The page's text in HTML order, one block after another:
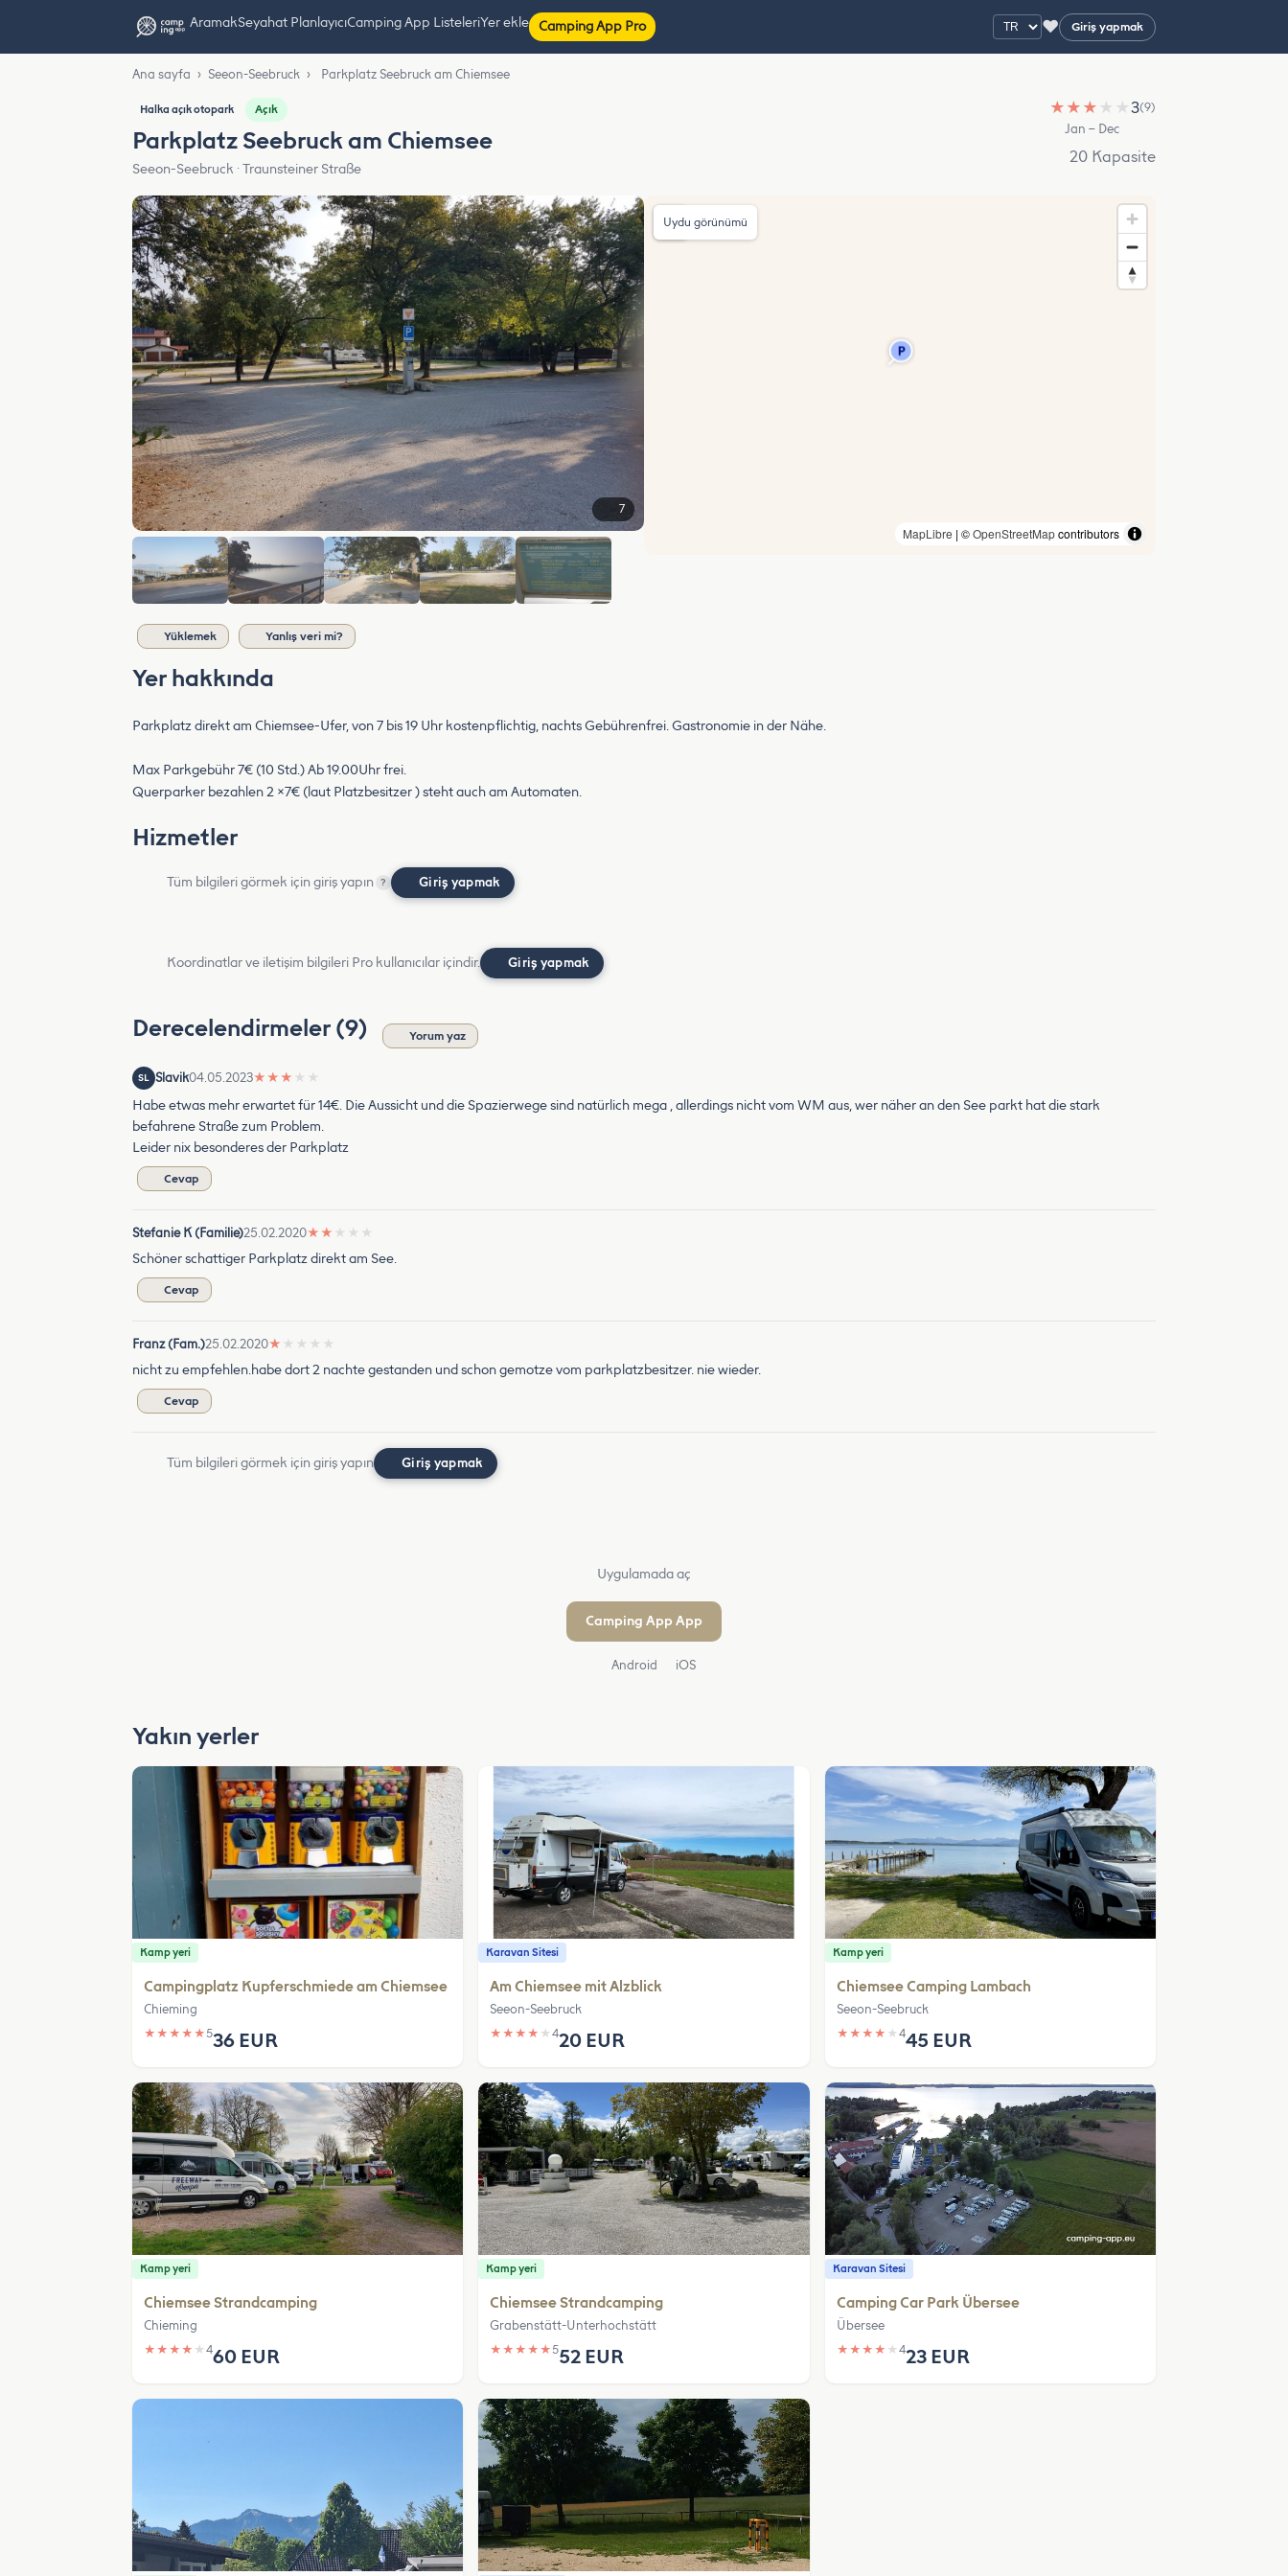
AramakSeyahat PlanlayıcıCamping App ListeleriYer ekle Camping App Pro ♥ Giriş yapmak
Ana sayfa › Seeon-Seebruck › Parkplatz Seebruck am Chiemsee
Halka açık otopark Açık
Parkplatz Seebruck am Chiemsee
Seeon-Seebruck · Traunsteiner Straße
★ ★ ★ ★ ★3(9)
Jan – Dec
20 Kapasite
7
MapLibre | ©OpenStreetMapcontributors
Uydu görünümü
Yüklemek Yanlış veri mi?
Yer hakkında
Parkplatz direkt am Chiemsee-Ufer, von 7 bis 19 Uhr kostenpflichtig, nachts Gebührenfrei. Gastronomie in der Nähe.
Max Parkgebühr 7€ (10 Std.) Ab 19.00Uhr frei.
Querparker bezahlen 2 ×7€ (laut Platzbesitzer ) steht auch am Automaten.
Hizmetler
Tüm bilgileri görmek için giriş yapın ? Giriş yapmak
Koordinatlar ve iletişim bilgileri Pro kullanıcılar içindir. Giriş yapmak
Derecelendirmeler (9) Yorum yaz
SL Slavik04.05.2023★ ★ ★ ★ ★
Habe etwas mehr erwartet für 14€. Die Aussicht und die Spazierwege sind natürlich mega , allerdings nicht vom WM aus, wer näher an den See parkt hat die stark
befahrene Straße zum Problem.
Leider nix besonderes der Parkplatz
Cevap
Stefanie K (Familie)25.02.2020★ ★ ★ ★ ★
Schöner schattiger Parkplatz direkt am See.
Cevap
Franz (Fam.)25.02.2020★ ★ ★ ★ ★
nicht zu empfehlen.habe dort 2 nachte gestanden und schon gemotze vom parkplatzbesitzer. nie wieder.
Cevap
Tüm bilgileri görmek için giriş yapın Giriş yapmak
Uygulamada aç
Camping App App
Android iOS
Yakın yerler
Kamp yeri
Campingplatz Kupferschmiede am Chiemsee
Chieming
★ ★ ★ ★ ★536 EUR
Karavan Sitesi
Am Chiemsee mit Alzblick
Seeon-Seebruck
★ ★ ★ ★ ★420 EUR
Kamp yeri
Chiemsee Camping Lambach
Seeon-Seebruck
★ ★ ★ ★ ★ 445 EUR
Kamp yeri
Chiemsee Strandcamping
Chieming
★ ★ ★ ★ ★ 460 EUR
Kamp yeri
Chiemsee Strandcamping
Grabenstätt-Unterhochstätt
★ ★ ★ ★ ★552 EUR
Karavan Sitesi
Camping Car Park Übersee
Übersee
★ ★ ★ ★ ★ 423 EUR